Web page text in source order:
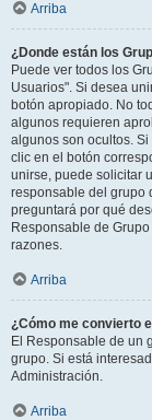
Arriba
¿Donde están los
Puede ver todos los
Usuarios". Si desea
botón apropiado. No
algunos requieren
algunos son ocultos.
clic en el botón
unirse, puede solicitar
responsable del grupo
preguntará por qué
Responsable de
razones.
Arriba
¿Cómo me convierto
El Responsable de un
grupo. Si está
Administración.
Arriba